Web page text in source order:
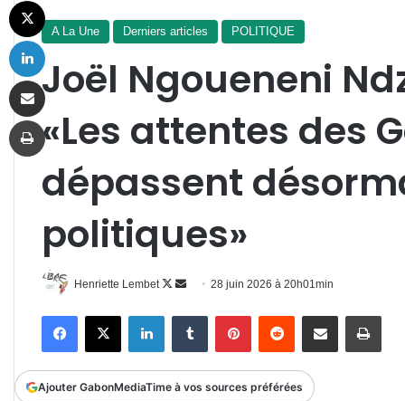
A La Une Derniers articles POLITIQUE
Joël Ngoueneni
«Les attentes des
dépassent
politiques»
Henriette Lembet
Follow
Envoyer
courriel
28 juin 2026 à 20h01min
FacebookX LinkedinTumblr PinterestReddit Partager par email
Ajouter GabonMediaTime à vos sources préférées
Linkedin
Partager par email
Imprimer